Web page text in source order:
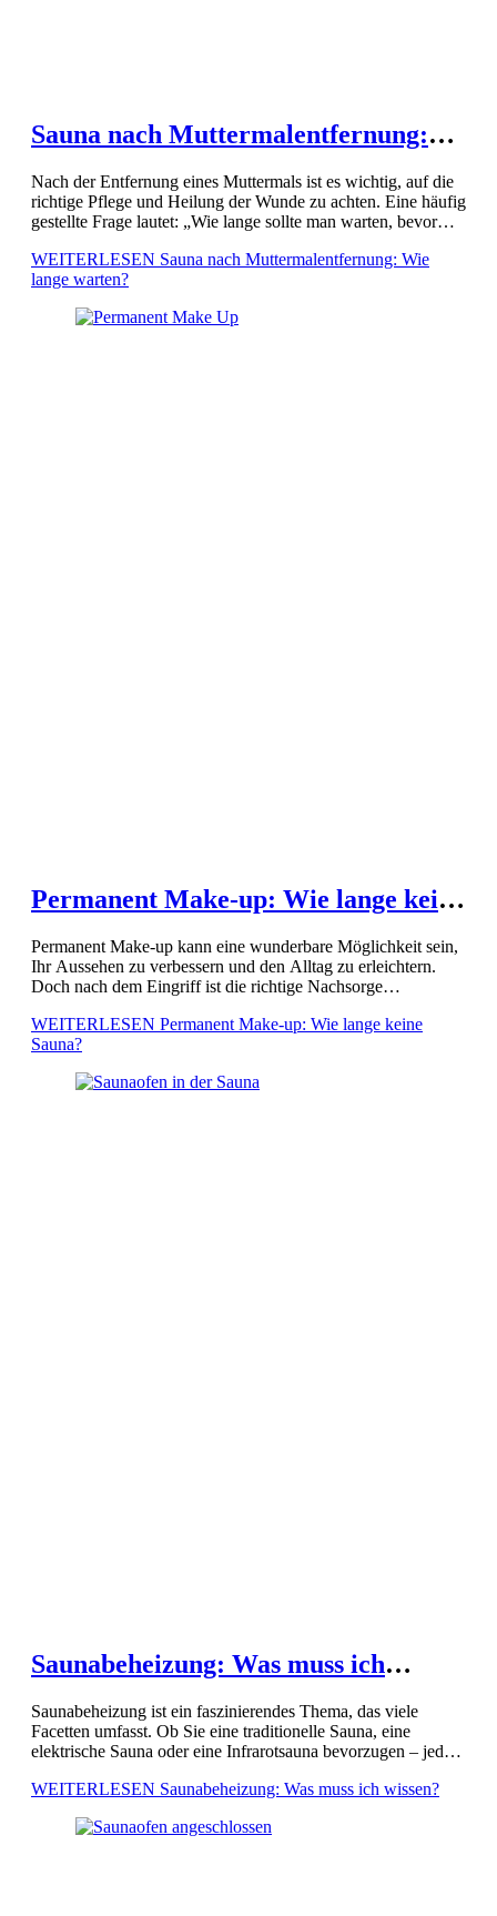
Sauna nach Muttermalentfernung:
Nach der Entfernung eines Muttermals ist es wichtig, auf die
richtige Pflege und Heilung der Wunde zu achten. Eine häufig
gestellte Frage lautet: „Wie lange sollte man warten, bevor
WEITERLESEN Sauna nach Muttermalentfernung: Wie
lange warten?
Permanent Make-up: Wie lange keine
Permanent Make-up kann eine wunderbare Möglichkeit sein,
Ihr Aussehen zu verbessern und den Alltag zu erleichtern.
Doch nach dem Eingriff ist die richtige Nachsorge
Saunabesuche vermieden werden, da […]
WEITERLESEN Permanent Make-up: Wie lange keine
Sauna?
Saunabeheizung: Was muss ich
Saunabeheizung ist ein faszinierendes Thema, das viele
Facetten umfasst. Ob Sie eine traditionelle Sauna, eine
elektrische Sauna oder eine Infrarotsauna bevorzugen – jede
Verständnis der verschiedenen Heizmethoden […]
WEITERLESEN Saunabeheizung: Was muss ich wissen?